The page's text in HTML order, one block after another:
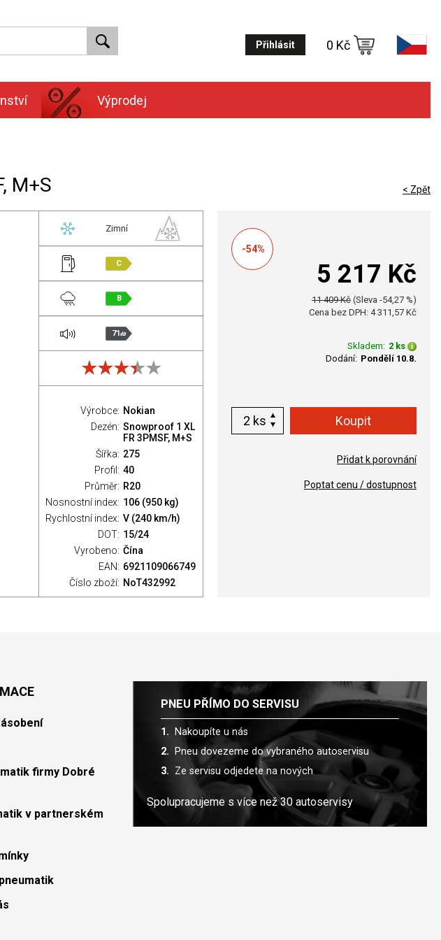
Přihlásit 0 Kč
Výprodej
M+S < Zpět
Zimní
C
B
71dB
Výrobce: Nokian
Dezén: Snowproof 1 XL
FR 3PMSF, M+S
Šířka: 275
Profil: 40
Průměr: R20
Nosnostní index: 106 (950 kg)
Rychlostní index: V (240 km/h)
DOT: 15/24
Vyrobeno: Čína
EAN: 6921109066749
Číslo zboží: NoT432992
-54%
5 217 Kč
11 409 Kč (Sleva -54,27 %)
Cena bez DPH: 4 311,57 Kč
Skladem: 2 ks
Dodání: Pondělí 10.8.
ks
Přidat k porovnání
Poptat cenu / dostupnost
firmy Dobré
v partnerském
PNEU PŘÍMO DO SERVISU
Nakoupíte u nás
Pneu dovezeme do vybraného autoservisu
Ze servisu odjedete na nových
Spolupracujeme s více než 30 autoservisy